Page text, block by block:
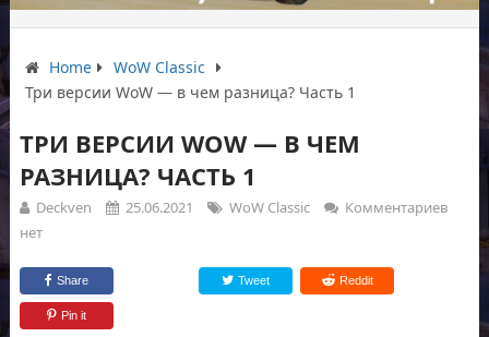
Home
WoW Classic
Три версии WoW — в чем разница? Часть 1
ТРИ ВЕРСИИ WOW — В ЧЕМ
РАЗНИЦА? ЧАСТЬ 1
Deckven 25.06.2021 WoW Classic
Комментариев
нет
Share Tweet Reddit
Pin it